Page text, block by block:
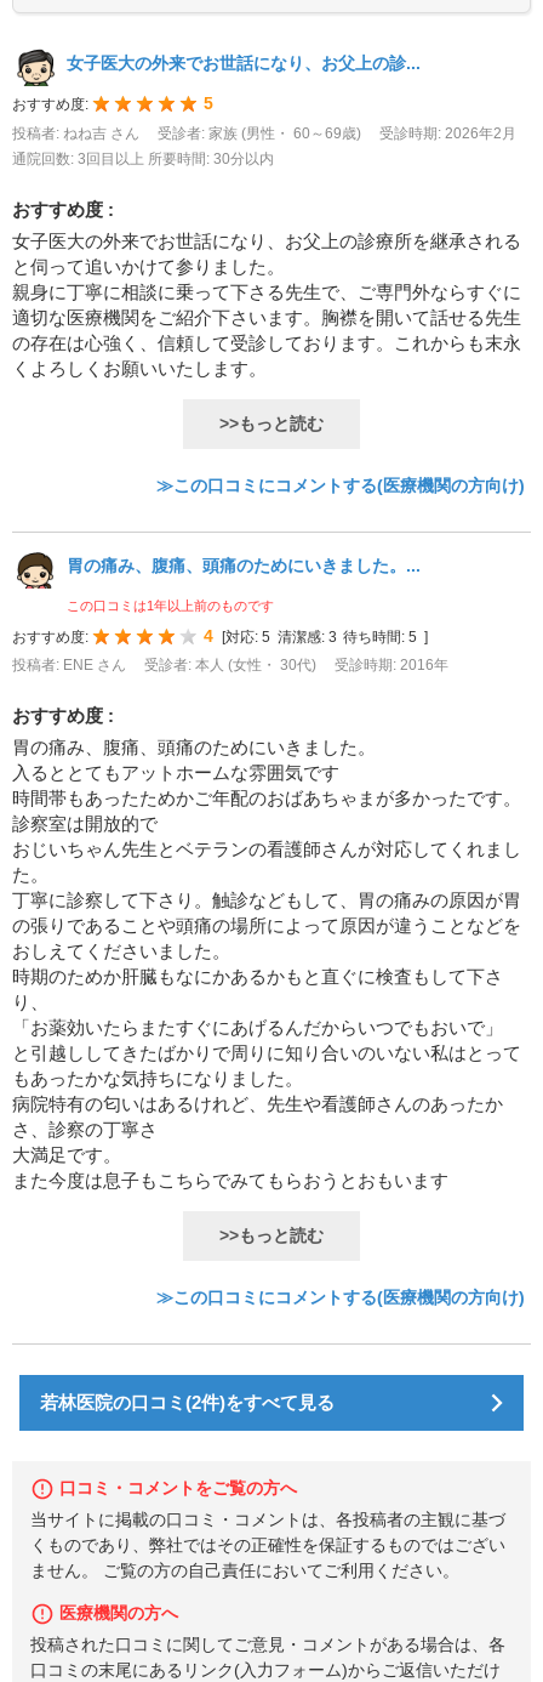
女子医大の外来でお世話になり、お父上の診...
おすすめ度: 5
投稿者: ねね吉 さん 受診者: 家族 (男性・ 60～69歳)
受診時期: 2026年2月
通院回数: 3回目以上 所要時間: 30分以内
おすすめ度 :
女子医大の外来でお世話になり、お父上の診療所を継承される
と伺って追いかけて参りました。
親身に丁寧に相談に乗って下さる先生で、ご専門外ならすぐに
適切な医療機関をご紹介下さいます。胸襟を開いて話せる先生
の存在は心強く、信頼して受診しております。これからも末永
くよろしくお願いいたします。
>>もっと読む
≫この口コミにコメントする(医療機関の方向け)
胃の痛み、腹痛、頭痛のためにいきました。...
この口コミは1年以上前のものです
おすすめ度: 4 [対応: 5 清潔感: 3 待ち時間: 5 ]
投稿者: ENE さん
受診者: 本人 (女性・ 30代) 受診時期: 2016年
おすすめ度 :
胃の痛み、腹痛、頭痛のためにいきました。
入るととてもアットホームな雰囲気です
時間帯もあったためかご年配のおばあちゃまが多かったです。
診察室は開放的で
おじいちゃん先生とベテランの看護師さんが対応してくれまし
た。
丁寧に診察して下さり。触診などもして、胃の痛みの原因が胃
の張りであることや頭痛の場所によって原因が違うことなどを
おしえてくださいました。
時期のためか肝臓もなにかあるかもと直ぐに検査もして下さ
り、
「お薬効いたらまたすぐにあげるんだからいつでもおいで」
と引越ししてきたばかりで周りに知り合いのいない私はとって
もあったかな気持ちになりました。
病院特有の匂いはあるけれど、先生や看護師さんのあったか
さ、診察の丁寧さ
大満足です。
また今度は息子もこちらでみてもらおうとおもいます
>>もっと読む
≫この口コミにコメントする(医療機関の方向け)
若林医院の口コミ(2件)をすべて見る
口コミ・コメントをご覧の方へ
当サイトに掲載の口コミ・コメントは、各投稿者の主観に基づ
くものであり、弊社ではその正確性を保証するものではござい
ません。 ご覧の方の自己責任においてご利用ください。
医療機関の方へ
投稿された口コミに関してご意見・コメントがある場合は、各
口コミの末尾にあるリンク(入力フォーム)からご返信いただけ